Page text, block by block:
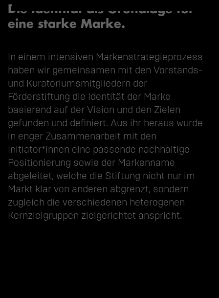
Die Identität als Grundlage für
eine starke Marke.
In einem intensiven Markenstrategieprozess
haben wir gemeinsamen mit den Vorstands-
und Kuratoriumsmitgliedern der
Förderstiftung die Identität der Marke
basierend auf der Vision und den Zielen
gefunden und definiert. Aus ihr heraus wurde
in enger Zusammenarbeit mit den
Initiator*innen eine passende nachhaltige
Positionierung sowie der Markenname
abgeleitet, welche die Stiftung nicht nur im
Markt klar von anderen abgrenzt, sondern
zugleich die verschiedenen heterogenen
Kernzielgruppen zielgerichtet anspricht.